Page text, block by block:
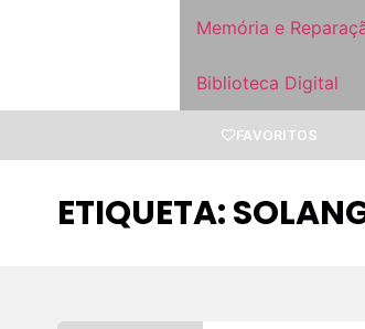
Memória e
Biblioteca Digital
FAVORITOS
ETIQUETA: